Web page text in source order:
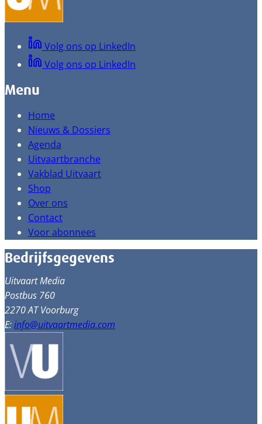
Volg ons op LinkedIn
Volg ons op LinkedIn
Menu
Home
Nieuws & Dossiers
Agenda
Uitvaartbranche
Vakblad Uitvaart
Shop
Over ons
Contact
Voor abonnees
Bedrijfsgegevens
Uitvaart Media
Postbus 760
2270 AT Voorburg
E:info@uitvaartmedia.com